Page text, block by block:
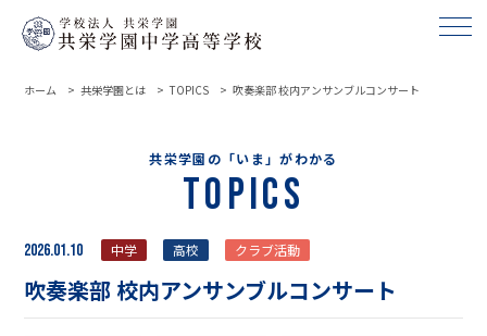
ホーム 共栄学園とは TOPICS 吹奏楽部 校内アンサンブルコンサート
共栄学園の「いま」がわかる
Topics
2026.01.10 中学 高校 クラブ活動
吹奏楽部 校内アンサンブルコンサート